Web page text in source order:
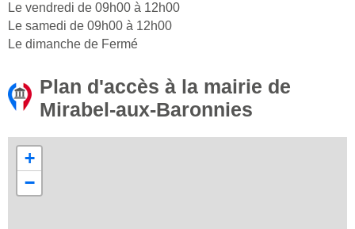
Le vendredi de 09h00 à 12h00
Le samedi de 09h00 à 12h00
Le dimanche de Fermé
Plan d'accès à la mairie de
Mirabel-aux-Baronnies
+
−